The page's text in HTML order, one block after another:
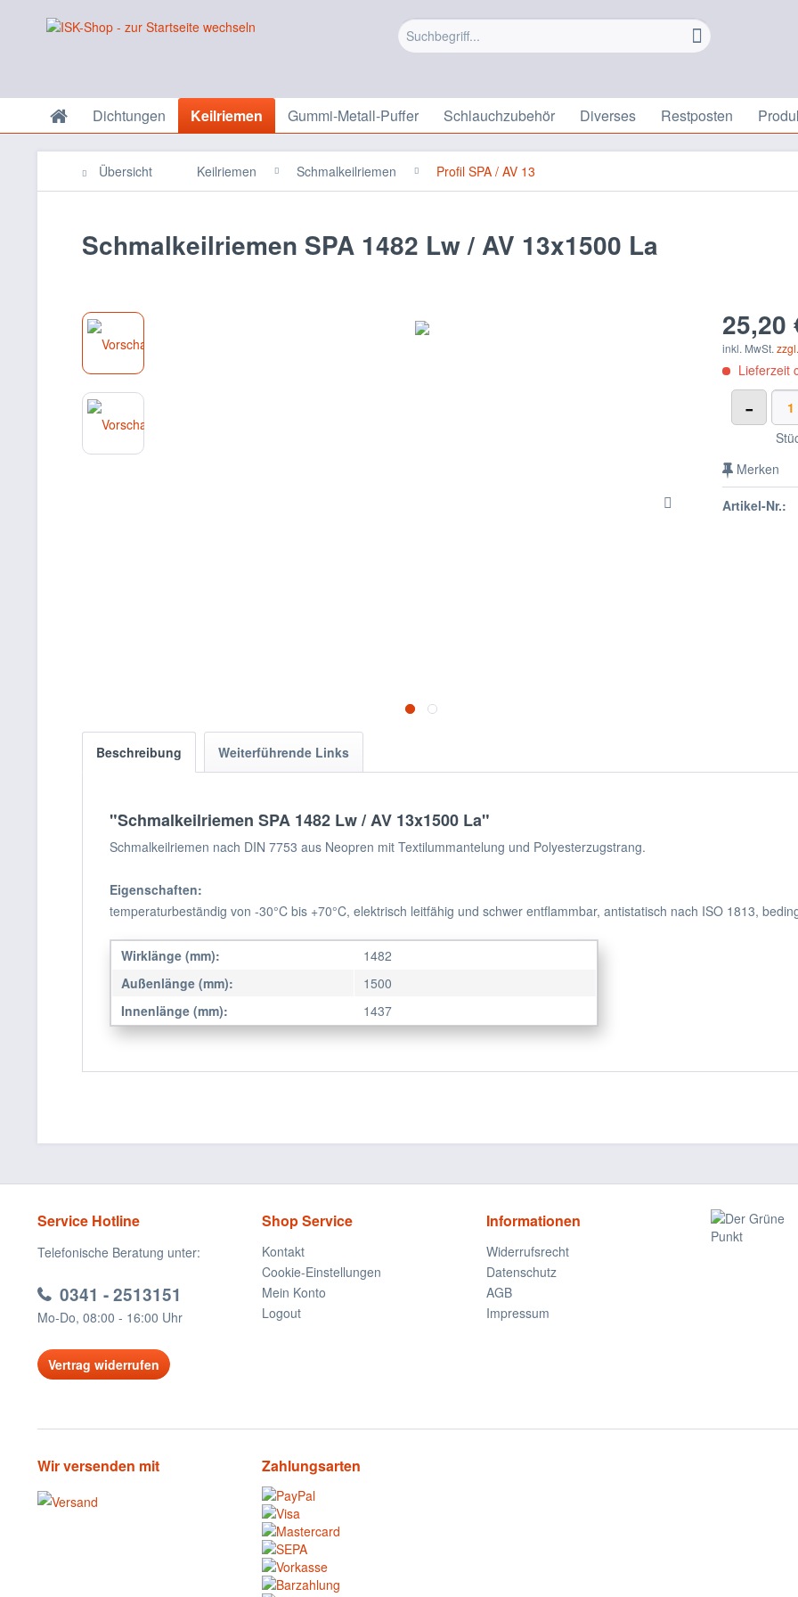
Dichtungen Keilriemen Gummi-Metall-Puffer Schlauchzubehör Diverses Restposten
Übersicht Keilriemen Schmalkeilriemen Profil SPA / AV 13
Schmalkeilriemen SPA 1482 Lw / AV 13x1500 La
25,20
inkl. MwSt.
Lieferzeit
-
Merken
Artikel-Nr.:
Beschreibung Weiterführende Links
"Schmalkeilriemen SPA 1482 Lw / AV 13x1500 La"
Schmalkeilriemen nach DIN 7753 aus Neopren mit Textilummantelung und Polyesterzugstrang.
Eigenschaften:
temperaturbeständig von -30°C bis +70°C, elektrisch leitfähig und schwer entflammbar, antistatisch nach ISO 1813,
Wirklänge (mm):
1482
Außenlänge (mm):
1500
Innenlänge (mm):
1437
Service Hotline
Telefonische Beratung unter:
0341 - 2513151
Mo-Do, 08:00 - 16:00 Uhr
Vertrag widerrufen
Shop Service
Kontakt
Cookie-Einstellungen
Mein Konto
Logout
Informationen
Widerrufsrecht
Datenschutz
AGB
Impressum
Wir versenden mit Zahlungsarten